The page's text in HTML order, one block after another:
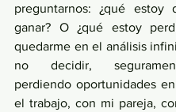
preguntarnos: ¿qué estoy
ganar? O ¿qué estoy
quedarme en el análisis
no decidir,
perdiendo oportunidades
el trabajo, con mi pareja,